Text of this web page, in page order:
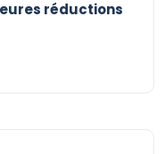
réductions